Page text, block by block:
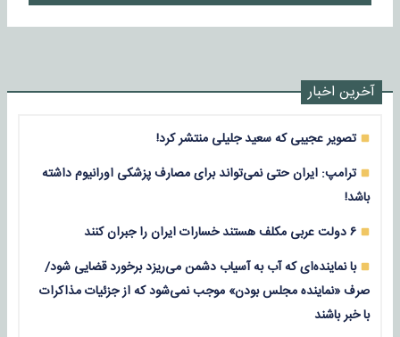
آخرین اخبار
تصویر عجیبی که سعید جلیلی منتشر کرد!
ترامپ: ایران حتی نمی‌تواند برای مصارف پزشکی اورانیوم داشته
باشد!
۶ دولت عربی مکلف هستند خسارات ایران را جبران کنند
با نماینده‌ای که آب به آسیاب دشمن می‌ریزد برخورد قضایی شود/
صرف «نماینده مجلس بودن» موجب نمی‌شود که از جزئیات مذاکرات
با خبر باشند